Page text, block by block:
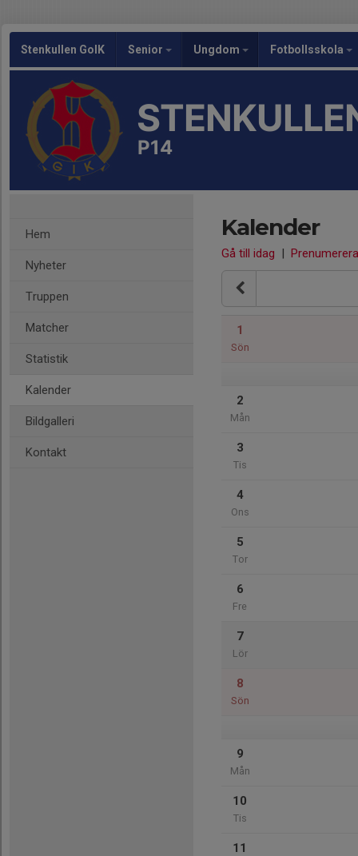
Stenkullen GoIK Senior Ungdom Fotbollsskola
P14
Hem
Nyheter
Truppen
Matcher
Statistik
Kalender
Bildgalleri
Kontakt
Kalender
Gå till idag | Prenumerera
1
Sön
2
Mån
3
Tis
4
Ons
5
Tor
6
Fre
7
Lör
8
Sön
9
Mån
10
Tis
11